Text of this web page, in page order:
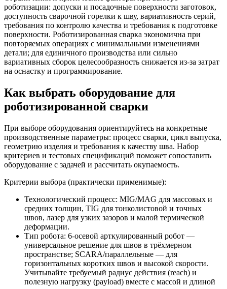
роботизации: допуски и посадочные поверхности заготовок,
доступность сварочной горелки к шву, вариативность серий,
требования по контролю качества и требования к подготовке
поверхности. Роботизированная сварка экономична при
повторяемых операциях с минимальными изменениями
детали; для единичного производства или сильно
вариативных сборок целесообразность снижается из‑за затрат
на оснастку и программирование.
Как выбрать оборудование для
роботизированной сварки
При выборе оборудования ориентируйтесь на конкретные
производственные параметры: процесс сварки, цикл выпуска,
геометрию изделия и требования к качеству шва. Набор
критериев и тестовых спецификаций поможет сопоставить
оборудование с задачей и рассчитать окупаемость.
Критерии выбора (практически применимые):
Технологический процесс: MIG/MAG для массовых и
средних толщин, TIG для тонколистовой и точных
швов, лазер для узких зазоров и малой термической
деформации.
Тип робота: 6‑осевой арткулированный робот —
универсальное решение для швов в трёхмерном
пространстве; SCARA/параллельные — для
горизонтальных коротких швов и высокой скорости.
Учитывайте требуемый радиус действия (reach) и
полезную нагрузку (payload) вместе с массой и длиной